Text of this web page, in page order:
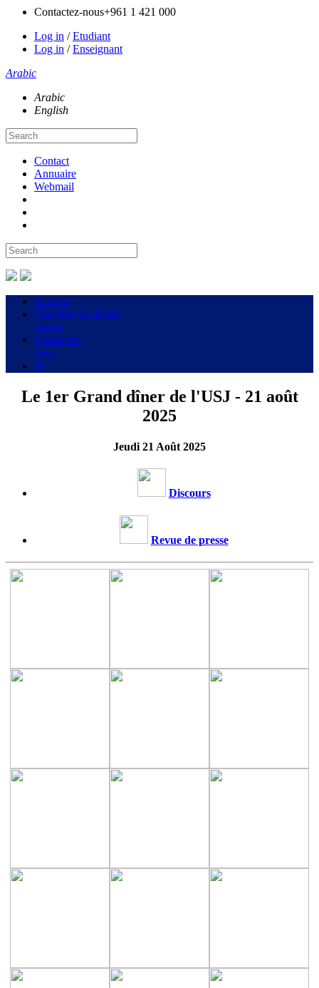
Contactez-nous+961 1 421 000
Log in /Etudiant
Log in /Enseignant
Arabic
Arabic
English
Contact
Annuaire
Webmail
Accueil
Chercher un album
photos
Contactez-
nous
☰
Le 1er Grand dîner de l'USJ - 21 août
2025
Jeudi 21 Août 2025
Discours
Revue de presse